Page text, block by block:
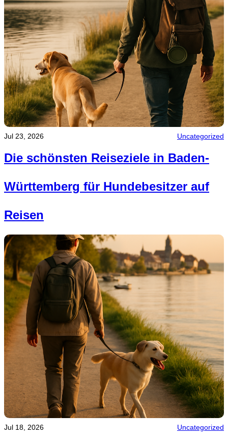
Jul 23, 2026 Uncategorized
Die schönsten Reiseziele in Baden-
Württemberg für Hundebesitzer auf
Reisen
Jul 18, 2026 Uncategorized